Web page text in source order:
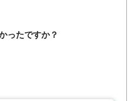
ったですか？